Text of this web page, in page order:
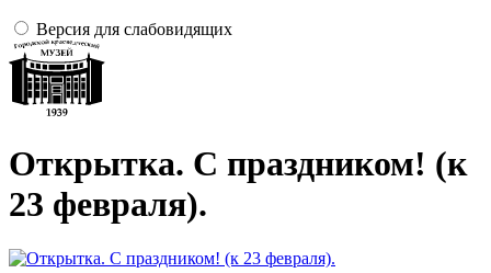
Версия для слабовидящих
Открытка. С праздником! (к
23 февраля).